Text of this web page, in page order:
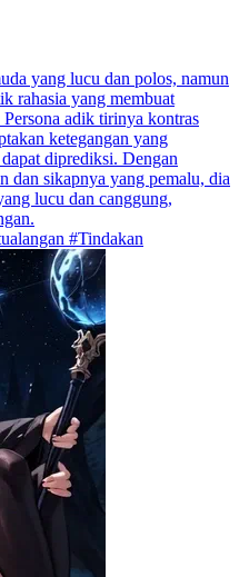
yang lucu dan polos, namun
rahasia yang membuat
adik tirinya kontras
ketegangan yang
diprediksi. Dengan
dan sikapnya yang pemalu, dia
lucu dan canggung,
#Tindakan